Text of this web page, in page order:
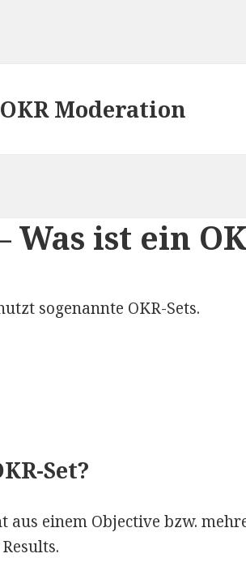
Moderation
Was ist ein
sogenannte OKR-Sets.
Set?
aus einem Objective bzw.